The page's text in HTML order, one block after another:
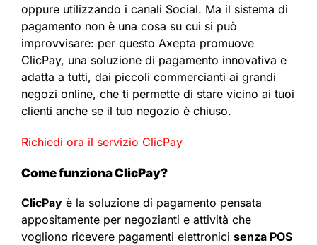
oppure utilizzando i canali Social. Ma il sistema di
pagamento non è una cosa su cui si può
improvvisare: per questo Axepta promuove
ClicPay, una soluzione di pagamento innovativa e
adatta a tutti, dai piccoli commercianti ai grandi
negozi online, che ti permette di stare vicino ai tuoi
clienti anche se il tuo negozio è chiuso.
Richiedi ora il servizio ClicPay
Come funziona ClicPay?
ClicPay è la soluzione di pagamento pensata
appositamente per negozianti e attività che
vogliono ricevere pagamenti elettronici senza POS